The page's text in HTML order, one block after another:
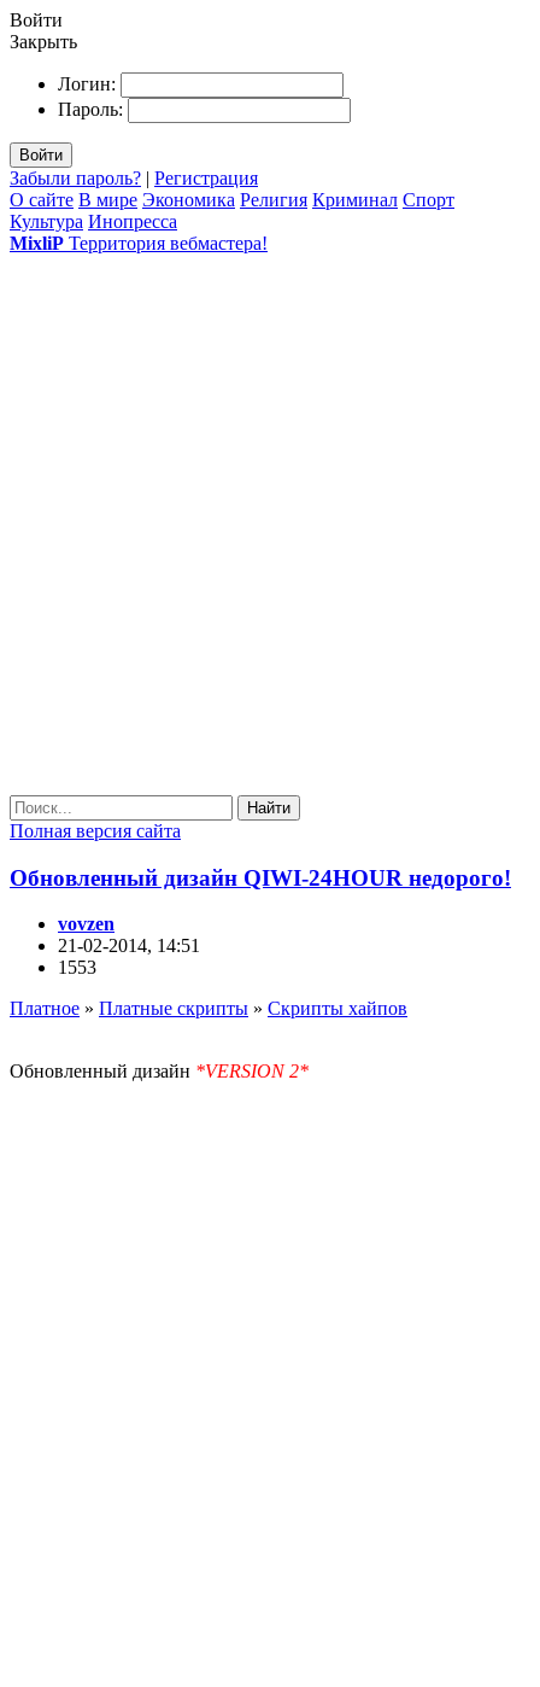
Войти
Закрыть
Логин:
Пароль:
Войти
Забыли пароль? | Регистрация
О сайте В мире Экономика Религия Криминал Спорт
Культура Инопресса
MixliP Территория вебмастера!
Найти
Полная версия сайта
Обновленный дизайн QIWI-24HOUR недорого!
vovzen
21-02-2014, 14:51
1553
Платное » Платные скрипты » Скрипты хайпов
Обновленный дизайн *VERSION 2*